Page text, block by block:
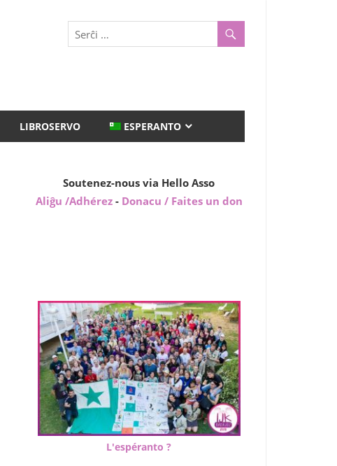
LIBROSERVO ESPERANTO
Soutenez-nous via Hello Asso
Aliĝu /Adhérez - Donacu / Faites un don
L'espéranto ?